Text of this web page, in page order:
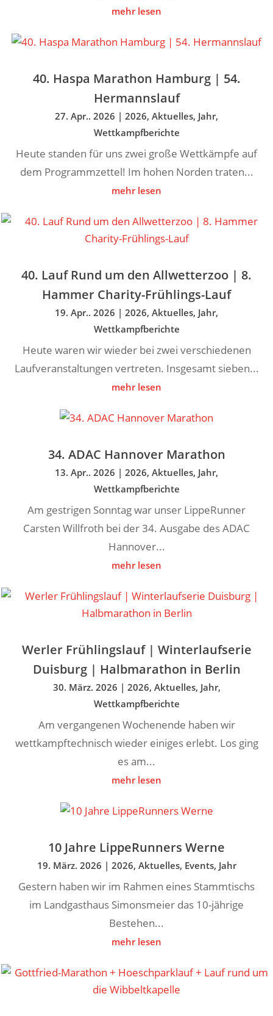
mehr lesen
40. Haspa Marathon Hamburg | 54.
Hermannslauf
27. Apr.. 2026 | 2026, Aktuelles, Jahr,
Wettkampfberichte
Heute standen für uns zwei große Wettkämpfe auf
dem Programmzettel! Im hohen Norden traten...
mehr lesen
40. Lauf Rund um den Allwetterzoo | 8.
Hammer Charity-Frühlings-Lauf
19. Apr.. 2026 | 2026, Aktuelles, Jahr,
Wettkampfberichte
Heute waren wir wieder bei zwei verschiedenen
Laufveranstaltungen vertreten. Insgesamt sieben...
mehr lesen
34. ADAC Hannover Marathon
13. Apr.. 2026 | 2026, Aktuelles, Jahr,
Wettkampfberichte
Am gestrigen Sonntag war unser LippeRunner
Carsten Willfroth bei der 34. Ausgabe des ADAC
Hannover...
mehr lesen
Werler Frühlingslauf | Winterlaufserie
Duisburg | Halbmarathon in Berlin
30. März. 2026 | 2026, Aktuelles, Jahr,
Wettkampfberichte
Am vergangenen Wochenende haben wir
wettkampftechnisch wieder einiges erlebt. Los ging
es am...
mehr lesen
10 Jahre LippeRunners Werne
19. März. 2026 | 2026, Aktuelles, Events, Jahr
Gestern haben wir im Rahmen eines Stammtischs
im Landgasthaus Simonsmeier das 10-jährige
Bestehen...
mehr lesen